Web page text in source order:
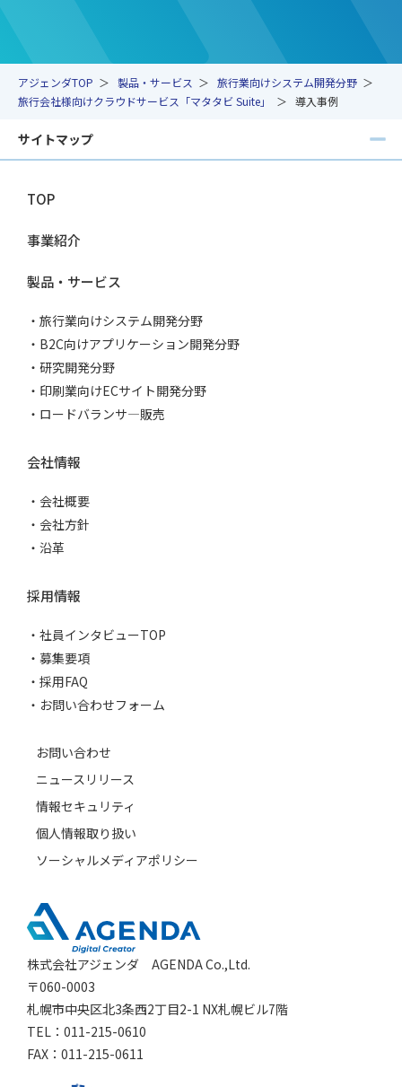
アジェンダTOP 製品・サービス
旅行業向けシステム開発分野
旅行会社様向けクラウドサービス「マタタビ Suite」
導入事例
サイトマップ
TOP
事業紹介
製品・サービス
旅行業向けシステム開発分野
B2C向けアプリケーション開発分野
研究開発分野
印刷業向けECサイト開発分野
ロードバランサ―販売
会社情報
会社概要
会社方針
沿革
採用情報
社員インタビューTOP
募集要項
採用FAQ
お問い合わせフォーム
お問い合わせ
ニュースリリース
情報セキュリティ
個人情報取り扱い
ソーシャルメディアポリシー
株式会社アジェンダ AGENDA Co.,Ltd.
〒060-0003
札幌市中央区北3条西2丁目2-1 NX札幌ビル7階
TEL：011-215-0610
FAX：011-215-0611